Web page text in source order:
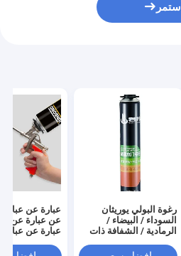
استمر
رغوة البولي يوريثان
السوداء / البيضاء /
الرمادية / الشفافة ذات
عبارة عن
عن عبارة عن
عبارة عن